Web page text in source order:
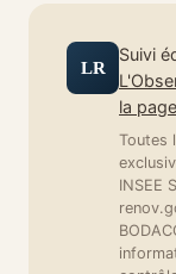
LR
Suivi
la
Toutes
INSEE